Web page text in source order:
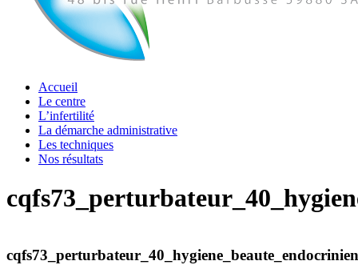
Accueil
Le centre
L’infertilité
La démarche administrative
Les techniques
Nos résultats
cqfs73_perturbateur_40_hygiene_beaute_endocrinien